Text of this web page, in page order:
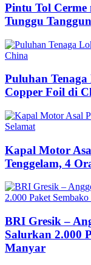
Pintu Tol Cerme
Tunggu
Puluhan
Copper Foil di
Kapal Motor
Tenggelam, 4
BRI Gresik –
Salurkan 2.000
Manyar